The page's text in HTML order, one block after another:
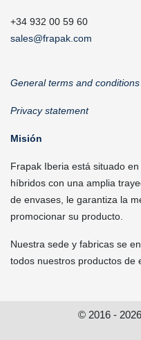
+34 932 00 59 60
sales@frapak.com
General terms and conditions
Privacy statement
Misión
Frapak Iberia está situado
híbridos con una amplia
de envases, le garantiza la
promocionar su producto.
Nuestra sede y fabricas se
todos nuestros productos de
© 2016 -